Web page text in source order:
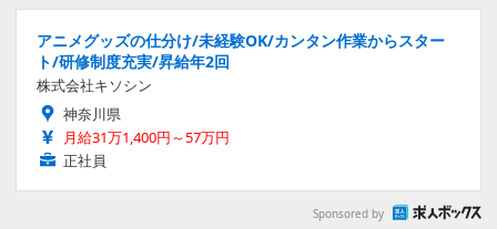
アニメグッズの仕分け/未経験OK/カンタン作業からスター
ト/研修制度充実/昇給年2回
株式会社キソシン
神奈川県
月給31万1,400円～57万円
正社員
Sponsored by